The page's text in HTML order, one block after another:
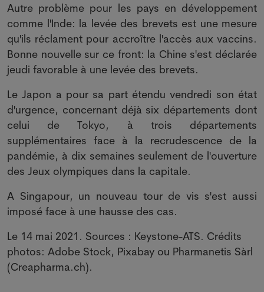
Autre problème pour les pays en développement
comme l'Inde: la levée des brevets est une mesure
qu'ils réclament pour accroître l'accès aux vaccins.
Bonne nouvelle sur ce front: la Chine s'est déclarée
jeudi favorable à une levée des brevets.
Le Japon a pour sa part étendu vendredi son état
d'urgence, concernant déjà six départements dont
celui de Tokyo, à trois départements
supplémentaires face à la recrudescence de la
pandémie, à dix semaines seulement de l'ouverture
des Jeux olympiques dans la capitale.
A Singapour, un nouveau tour de vis s'est aussi
imposé face à une hausse des cas.
Le 14 mai 2021. Sources : Keystone-ATS. Crédits
photos: Adobe Stock, Pixabay ou Pharmanetis Sàrl
(Creapharma.ch).